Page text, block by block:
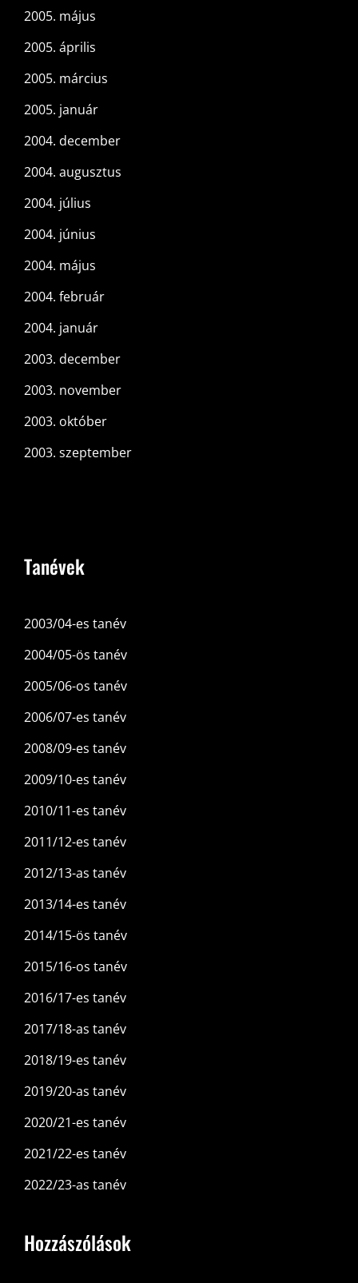
2005. május
2005. április
2005. március
2005. január
2004. december
2004. augusztus
2004. július
2004. június
2004. május
2004. február
2004. január
2003. december
2003. november
2003. október
2003. szeptember
Tanévek
2003/04-es tanév
2004/05-ös tanév
2005/06-os tanév
2006/07-es tanév
2008/09-es tanév
2009/10-es tanév
2010/11-es tanév
2011/12-es tanév
2012/13-as tanév
2013/14-es tanév
2014/15-ös tanév
2015/16-os tanév
2016/17-es tanév
2017/18-as tanév
2018/19-es tanév
2019/20-as tanév
2020/21-es tanév
2021/22-es tanév
2022/23-as tanév
Hozzászólások